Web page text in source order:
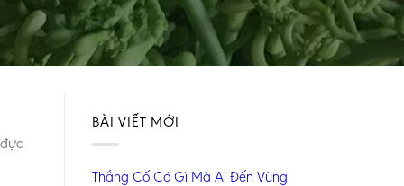
BÀI VIẾT MỚI
Thắng Cố Có Gì Mà Ai Đến Vùng